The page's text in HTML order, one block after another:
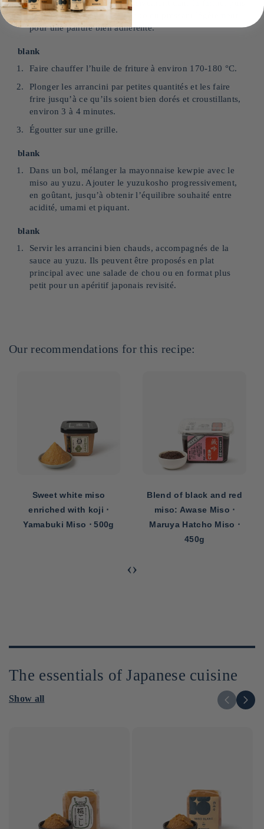
Passer chaque boule successivement dans la farine, puis
dans l’œuf, puis dans le panko en pressant légèrement
pour une panure bien adhérente.
blank
Faire chauffer l’huile de friture à environ 170-180 °C.
Plonger les arrancini par petites quantités et les faire
frire jusqu’à ce qu’ils soient bien dorés et croustillants,
environ 3 à 4 minutes.
Égoutter sur une grille.
blank
Dans un bol, mélanger la mayonnaise kewpie avec le
miso au yuzu. Ajouter le yuzukosho progressivement,
en goûtant, jusqu’à obtenir l’équilibre souhaité entre
acidité, umami et piquant.
blank
Servir les arrancini bien chauds, accompagnés de la
sauce au yuzu. Ils peuvent être proposés en plat
principal avec une salade de chou ou en format plus
petit pour un apéritif japonais revisité.
Our recommendations for this recipe:
Sweet white miso
enriched with koji ⋅
Yamabuki Miso ⋅ 500g
Blend of black and red
miso: Awase Miso ⋅
Maruya Hatcho Miso ⋅
450g
‹›
The essentials of Japanese cuisine
Show all